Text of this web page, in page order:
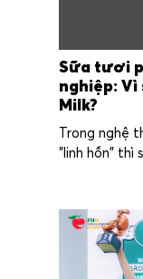
Sữa tươi
nghiệp: Vì
Milk?
Trong nghệ
"linh hồn" thì